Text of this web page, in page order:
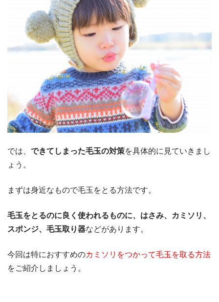
では、 できてしまった毛玉の対策を具体的に見ていきまし
ょう。
まずは身近なもので毛玉をとる方法です。
毛玉をとるのに良く使われるものに、はさみ、カミソリ、
スポンジ、毛玉取り器などがあります。
今回は特におすすめのカミソリをつかって毛玉を取る方法
をご紹介しましょう。